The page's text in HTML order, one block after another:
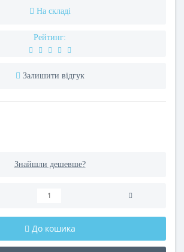
На складі
Рейтинг:
Залишити відгук
Знайшли дешевше?
До кошика